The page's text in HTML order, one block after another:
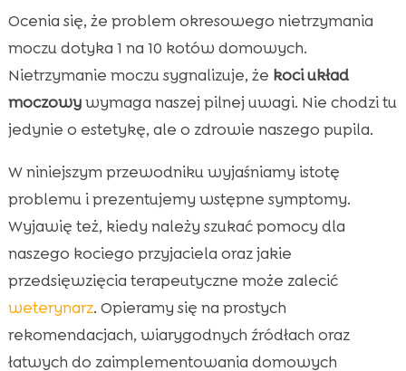
 Co to jest nietrzymanie moczu u kotów i jak je
rozpoznać
 Główne przyczyny medyczne: od infekcji po
choroby neurologiczne
nietrzymanie moczu u kota
mogą nasilać problem

Diagnoza u lekarza weterynarii: jak wygląda
proces
 Opcje leczenia: farmakologia, dieta i opieka
domowa
 Wsparcie dietetyczne: rola odpowiedniej
karmy w zdrowiu układu moczowego
 CricksyCat w praktyce: karma przyjazna dla
Ocenia się, że problem okresowego nietrzymania
moczu dotyka 1 na 10 kotów domowych.
Nietrzymanie moczu sygnalizuje, że koci układ
moczowywymaga naszej pilnej uwagi. Nie chodzi tu
jedynie o estetykę, ale o zdrowie naszego pupila.
W niniejszym przewodniku wyjaśniamy istotę
problemu i prezentujemy wstępne symptomy.
Wyjawię też, kiedy należy szukać pomocy dla
naszego kociego przyjaciela oraz jakie
przedsięwzięcia terapeutyczne może zalecić
weterynarz. Opieramy się na prostych
rekomendacjach, wiarygodnych źródłach oraz
łatwych do zaimplementowania domowych